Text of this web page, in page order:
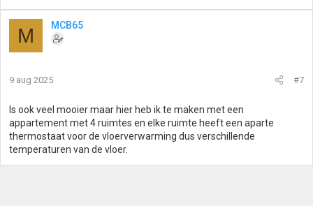
M MCB65
9 aug 2025 #7
Is ook veel mooier maar hier heb ik te maken met een
appartement met 4 ruimtes en elke ruimte heeft een aparte
thermostaat voor de vloerverwarming dus verschillende
temperaturen van de vloer.